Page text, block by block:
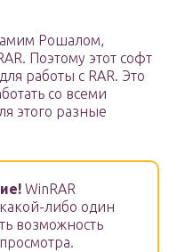
Рошалом,
Поэтому этот софт
работы с RAR. Это
со всеми
этого разные
WinRAR
либо один
возможность